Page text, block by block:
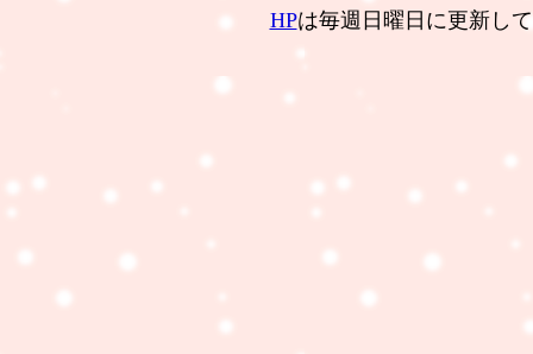
HPは毎週日曜日に更新し